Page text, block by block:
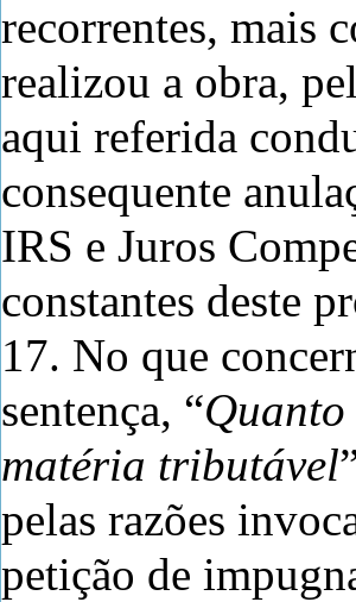
recorrentes, mais
realizou a obra,
aqui referida
consequente
IRS e Juros
constantes deste
17. No que
sentença, “
matéria tributável
pelas razões
petição de